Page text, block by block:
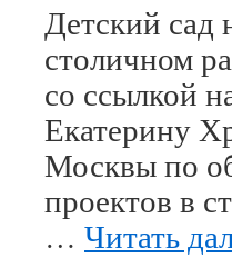
Детский сад
столичном
со ссылкой
Екатерину
Москвы по
проектов в
… Читать